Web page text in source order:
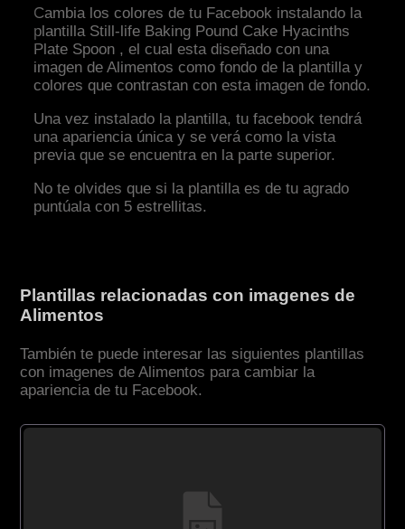
Cambia los colores de tu Facebook instalando la
plantilla Still-life Baking Pound Cake Hyacinths
Plate Spoon , el cual esta diseñado con una
imagen de Alimentos como fondo de la plantilla y
colores que contrastan con esta imagen de fondo.
Una vez instalado la plantilla, tu facebook tendrá
una apariencia única y se verá como la vista
previa que se encuentra en la parte superior.
No te olvides que si la plantilla es de tu agrado
puntúala con 5 estrellitas.
Plantillas relacionadas con imagenes de
Alimentos
También te puede interesar las siguientes plantillas
con imagenes de Alimentos para cambiar la
apariencia de tu Facebook.